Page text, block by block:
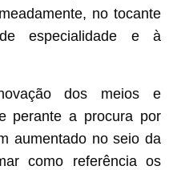
no tocante
especialidade e à
dos meios e
perante a procura por
aumentado no seio da
como referência os